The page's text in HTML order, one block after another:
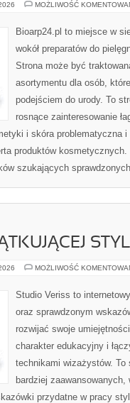
MOŻLIWOŚĆ
Bioarp24.pl to miejsce w
wokół preparatów do
Strona może być
asortymentu dla osób,
podejściem do urody. To
rosnące zainteresowanie
i skóra problematyczna i
produktów
szukających
MOŻLIWOŚĆ
Studio Veriss to
oraz sprawdzonym
rozwijać swoje
charakter edukacyjny i
technikami wizażystów.
bardziej
przydatne w pracy